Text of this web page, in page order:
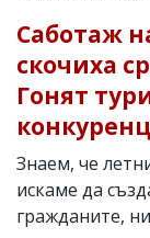
Саботаж
скочиха
Гонят
Знаем, че
искаме да
гражданите,